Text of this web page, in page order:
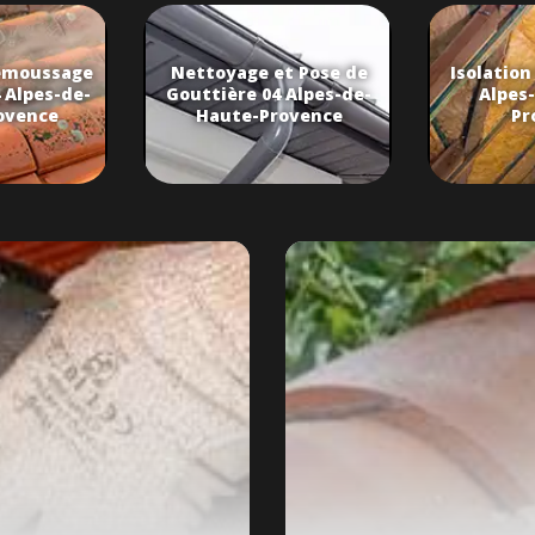
de-
Nettoyage et Pose de
Gouttière 04 Alpes-de-
Haute-Provence
Isolation